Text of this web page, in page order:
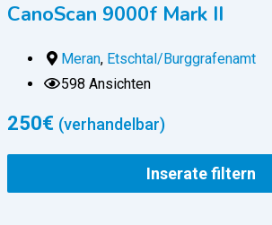
CanoScan 9000f Mark II
Meran, Etschtal/Burggrafenamt
598 Ansichten
250€ (verhandelbar)
Inserate filtern